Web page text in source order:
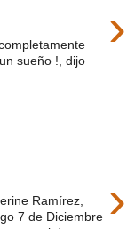
›
sueño !, dijo
›
Ramírez,
7 de Diciembre